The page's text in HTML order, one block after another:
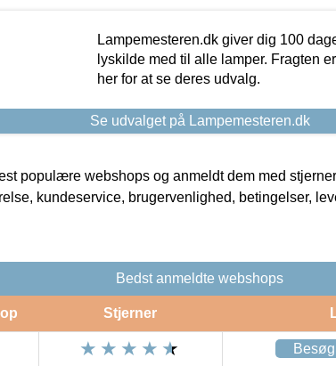
Lampemesteren.dk giver dig 100
lyskilde med til alle lamper. Fragten
her for at se deres udvalg.
Se udvalget på Lampemesteren.dk
populære webshops og anmeldt dem med
kundeservice, brugervenlighed, betingelser,
Bedst anmeldte webshops
Stjerner